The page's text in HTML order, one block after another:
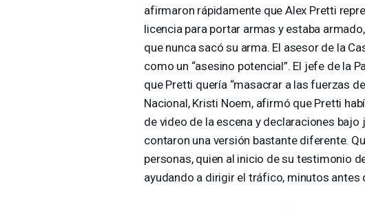
afirmaron rápidamente que Alex Pretti
licencia para portar armas y estaba
que nunca sacó su arma. El asesor de la
como un “asesino potencial”. El jefe de la
que Pretti quería “masacrar a las fuerzas
Nacional, Kristi Noem, afirmó que Pretti
de video de la escena y declaraciones
contaron una versión bastante diferente.
personas, quien al inicio de su testimonio
ayudando a dirigir el tráfico, minutos antes